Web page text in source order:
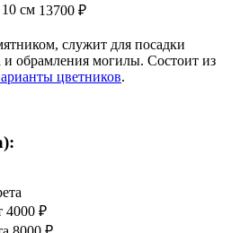
см 13700 ₽
служит для посадки
и обрамления могилы. Состоит из
цветников.
4000 ₽